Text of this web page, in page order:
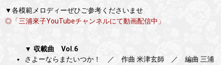
▼各模範メロディーぜひご参考くださいませ
◎「三浦來子YouTubeチャンネルにて動画配信中」
▼ 収載曲 Vol.6
さよーならまたいつか！ ／ 作曲 米津玄師 ／ 編曲 三浦